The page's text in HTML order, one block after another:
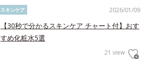
2026/01/09
スキンケア
【30秒で分かるスキンケア チャート付】おす
すめ化粧水5選
21 view